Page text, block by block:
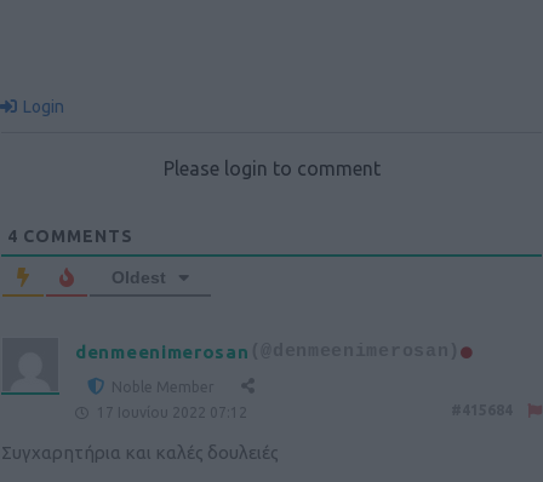
Login
Please login to comment
4 COMMENTS
Oldest
denmeenimerosan (@denmeenimerosan)
Noble Member
17 Ιουνίου 2022 07:12
Συγχαρητήρια και καλές δουλειές